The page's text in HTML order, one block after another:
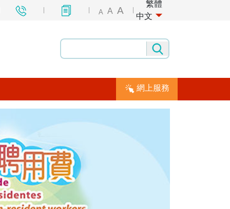
A A A
繁體
中文
網上服務